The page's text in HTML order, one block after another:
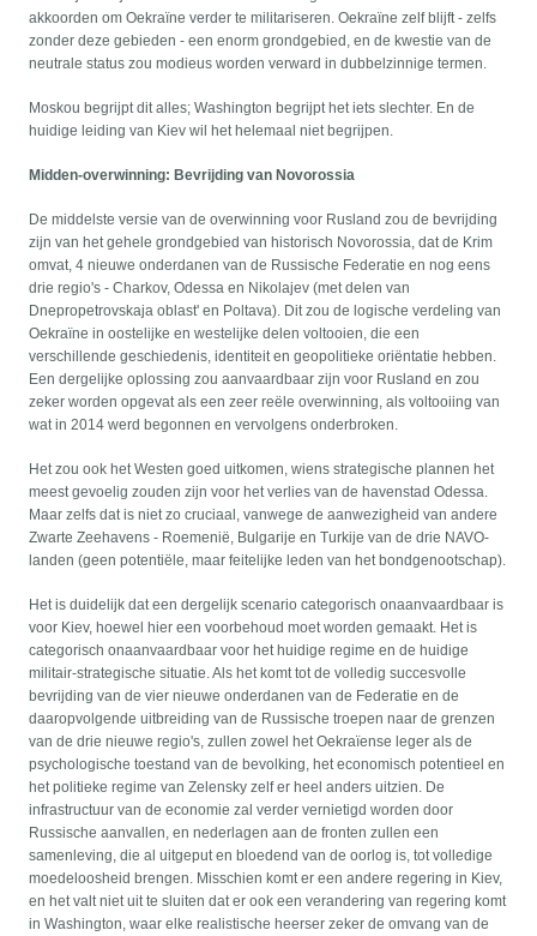
akkoorden om Oekraïne verder te militariseren. Oekraïne zelf blijft - zelfs
zonder deze gebieden - een enorm grondgebied, en de kwestie van de
neutrale status zou modieus worden verward in dubbelzinnige termen.
Moskou begrijpt dit alles; Washington begrijpt het iets slechter. En de
huidige leiding van Kiev wil het helemaal niet begrijpen.
Midden-overwinning: Bevrijding van Novorossia
De middelste versie van de overwinning voor Rusland zou de bevrijding
zijn van het gehele grondgebied van historisch Novorossia, dat de Krim
omvat, 4 nieuwe onderdanen van de Russische Federatie en nog eens
drie regio's - Charkov, Odessa en Nikolajev (met delen van
Dnepropetrovskaja oblast' en Poltava). Dit zou de logische verdeling van
Oekraïne in oostelijke en westelijke delen voltooien, die een
verschillende geschiedenis, identiteit en geopolitieke oriëntatie hebben.
Een dergelijke oplossing zou aanvaardbaar zijn voor Rusland en zou
zeker worden opgevat als een zeer reële overwinning, als voltooiing van
wat in 2014 werd begonnen en vervolgens onderbroken.
Het zou ook het Westen goed uitkomen, wiens strategische plannen het
meest gevoelig zouden zijn voor het verlies van de havenstad Odessa.
Maar zelfs dat is niet zo cruciaal, vanwege de aanwezigheid van andere
Zwarte Zeehavens - Roemenië, Bulgarije en Turkije van de drie NAVO-
landen (geen potentiële, maar feitelijke leden van het bondgenootschap).
Het is duidelijk dat een dergelijk scenario categorisch onaanvaardbaar is
voor Kiev, hoewel hier een voorbehoud moet worden gemaakt. Het is
categorisch onaanvaardbaar voor het huidige regime en de huidige
militair-strategische situatie. Als het komt tot de volledig succesvolle
bevrijding van de vier nieuwe onderdanen van de Federatie en de
daaropvolgende uitbreiding van de Russische troepen naar de grenzen
van de drie nieuwe regio's, zullen zowel het Oekraïense leger als de
psychologische toestand van de bevolking, het economisch potentieel en
het politieke regime van Zelensky zelf er heel anders uitzien. De
infrastructuur van de economie zal verder vernietigd worden door
Russische aanvallen, en nederlagen aan de fronten zullen een
samenleving, die al uitgeput en bloedend van de oorlog is, tot volledige
moedeloosheid brengen. Misschien komt er een andere regering in Kiev,
en het valt niet uit te sluiten dat er ook een verandering van regering komt
in Washington, waar elke realistische heerser zeker de omvang van de